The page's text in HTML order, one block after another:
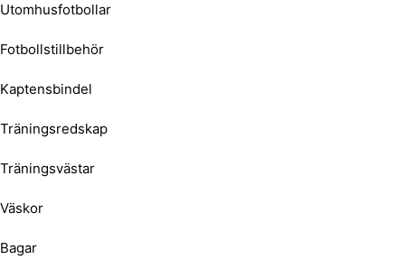
Utomhusfotbollar
Fotbollstillbehör
Kaptensbindel
Träningsredskap
Träningsvästar
Väskor
Bagar